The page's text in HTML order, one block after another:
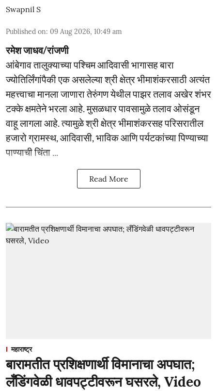
Swapnil S
Published on: 09 Aug 2026, 10:49 am
रमेश जाधव/रांजणी
आंबेगाव तालुक्याच्या पश्चिम आदिवासी भागासह बारा
ज्योतिर्लिंगांपैकी एक असलेल्या श्री क्षेत्र भीमाशंकरसाठी अत्यंत
महत्त्वाचा मानला जाणारा तेरुंगण येथील पाझर तलाव अखेर शंभर
टक्के क्षमतेने भरला आहे. मुसळधार पावसामुळे तलाव ओसंडून
वाहू लागला आहे. त्यामुळे श्री क्षेत्र भीमाशंकरसह परिसरातील
हजारो ग्रामस्थ, आदिवासी, भाविक आणि पर्यटकांच्या पिण्याच्या
पाण्याची चिंता ...
Read More
महाराष्ट्र
बारामतीत प्रशिक्षणार्थी विमानाचा अपघात;
लँडिंगवेळी धावपट्टीवरून घसरले, Video